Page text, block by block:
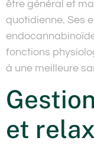
être général et
quotidienne. Ses
fonctions
à une meilleure
et